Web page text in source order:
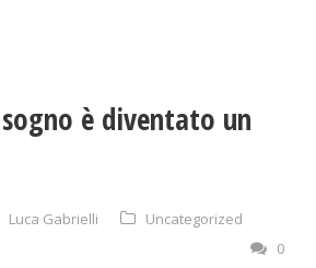
sogno è diventato un
Luca Gabrielli
Uncategorized
0